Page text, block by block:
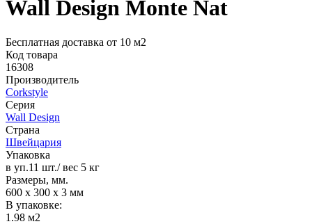
Wall Design Monte Nat
Бесплатная доставка от 10 м2
Код товара
16308
Производитель
Corkstyle
Серия
Wall Design
Страна
Швейцария
Упаковка
в уп.11 шт./ вес 5 кг
Размеры, мм.
600 х 300 х 3 мм
В упаковке:
1.98 м2